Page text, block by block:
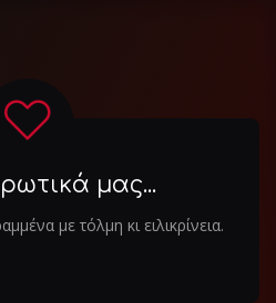
μας...
με τόλμη κι ειλικρίνεια.